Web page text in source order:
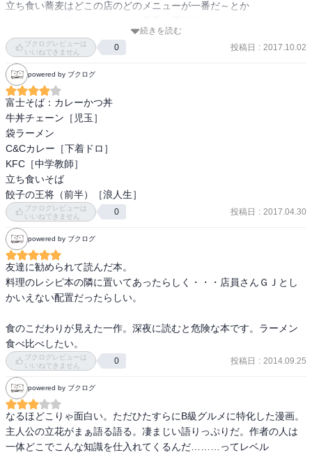
立ち食い蕎麦はどこの店のどのメニューが一番だ～とか
う感じのものばかり。
でも主人公の立花刑事は熱くなるとしたり顔で
お店の裏事情に関するうんちくまで語りだす所が少々鼻につくね。
最初はハードボイルド気取りだった立花さんが
徐々に小物になっていく様もよくない。
続きを読む
ブクログレビューは
いいねできません
0 投稿日 : 2017.10.02
powered by ブクログ
富士そば：カレーかつ丼
牛丼チェーン［児玉］
袋ラーメン
C&Cカレー［下着ドロ］
KFC［中学教師］
立ち食いそば
餃子の王将（前半）［浪人生］
ブクログレビューは
いいねできません
0 投稿日 : 2017.04.30
powered by ブクログ
友達に勧められて読んだ本。
料理のレシピ本の隣に置いてあったらしく・・・店員さんＧＪとし
かいえない配置だったらしい。
食のこだわりが見えた一作。深夜に読むと危険な本です。ラーメン
食べ比べしたい。
ブクログレビューは
いいねできません
0 投稿日 : 2014.09.25
powered by ブクログ
なるほどこりゃ面白い。ただひたすらにB級グルメに特化した漫画。
主人公の立花がまぁ語る語る。凄まじい語りっぷりだ。作者の人は
一体どこでこんな知識を仕入れてくるんだ………ってレベル